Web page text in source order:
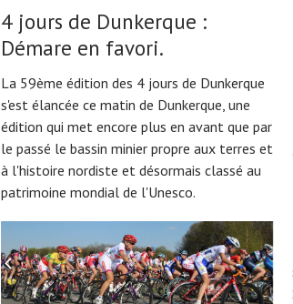
4 jours de Dunkerque :
Démare en favori.
La 59ème édition des 4 jours de Dunkerque
s'est élancée ce matin de Dunkerque, une
édition qui met encore plus en avant que par
le passé le bassin minier propre aux terres et
à l'histoire nordiste et désormais classé au
patrimoine mondial de l'Unesco.